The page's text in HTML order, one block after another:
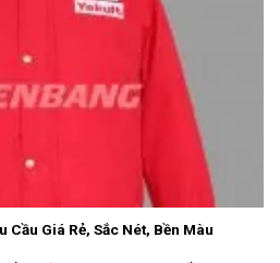
Giá Rẻ, Sắc Nét, Bền Màu